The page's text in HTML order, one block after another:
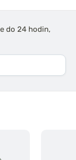
do 24 hodin,